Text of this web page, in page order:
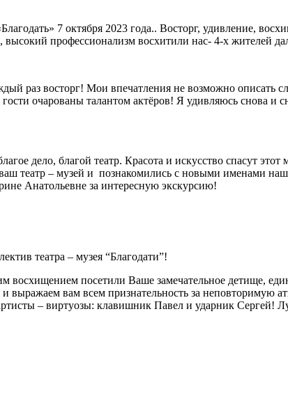
7 октября 2023 года.. Восторг, удивление,
профессионализм восхитили нас- 4-х жителей
раз восторг! Мои впечатления не возможно описать
очарованы талантом актёров! Я удивляюсь снова и
дело, благой театр. Красота и искусство спасут этот
театр – музей и познакомились с новыми именами
Анатольевне за интересную экскурсию!
театра – музея “Благодати”!
восхищением посетили Ваше замечательное детище,
выражаем вам всем признательность за неповторимую
– виртуозы: клавишник Павел и ударник Сергей!